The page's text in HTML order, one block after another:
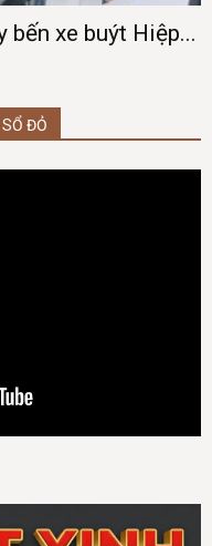
bến xe buýt Hiệp...
ĐỎ